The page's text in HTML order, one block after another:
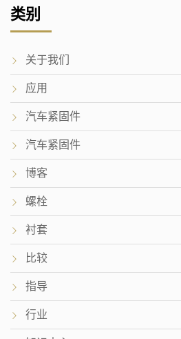
类别
关于我们
应用
汽车紧固件
汽车紧固件
博客
螺栓
衬套
比较
指导
行业